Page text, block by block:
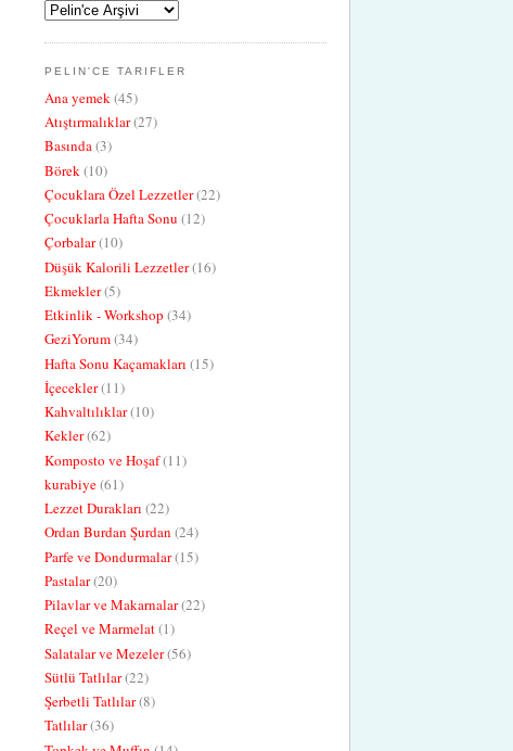
PELIN'CE TARIFLER
Ana yemek(45)
Atıştırmalıklar(27)
Basında(3)
Börek(10)
Çocuklara Özel Lezzetler(22)
Çocuklarla Hafta Sonu (12)
Çorbalar(10)
Düşük Kalorili Lezzetler(16)
Ekmekler(5)
Etkinlik - Workshop (34)
GeziYorum(34)
Hafta Sonu Kaçamakları (15)
İçecekler(11)
Kahvaltılıklar(10)
Kekler(62)
Komposto ve Hoşaf(11)
kurabiye(61)
Lezzet Durakları (22)
Ordan Burdan Şurdan (24)
Parfe ve Dondurmalar(15)
Pastalar(20)
Pilavlar ve Makarnalar(22)
Reçel ve Marmelat(1)
Salatalar ve Mezeler(56)
Sütlü Tatlılar(22)
Şerbetli Tatlılar(8)
Tatlılar(36)